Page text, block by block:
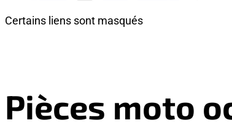
Certains liens sont masqués
Pièces moto